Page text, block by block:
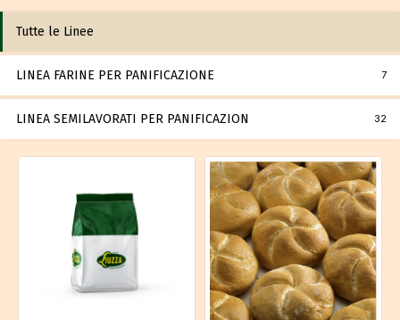
Tutte le Linee
LINEA FARINE PER PANIFICAZIONE 7
LINEA SEMILAVORATI PER PANIFICAZION 32